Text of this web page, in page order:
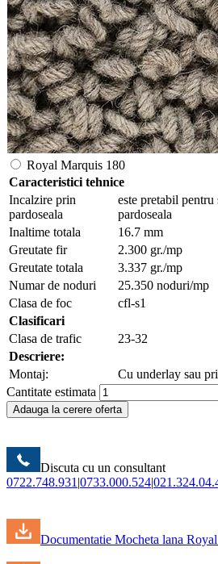
Royal Marquis 180
Caracteristici tehnice
Incalzire prin
pardoseala
este pretabil
pardoseala
Inaltime totala
16.7 mm
Greutate fir
2.300 gr./mp
Greutate totala
3.337 gr./mp
Numar de noduri
25.350 noduri/mp
Clasa de foc
cfl-s1
Clasificari
Clasa de trafic
23-32
Descriere:
Montaj:
Cu underlay sau
Cantitate estimata
Adauga la cerere oferta
Discuta cu un consultant
0722.748.931 |0733.000.524|
Documentatie Mocheta lana